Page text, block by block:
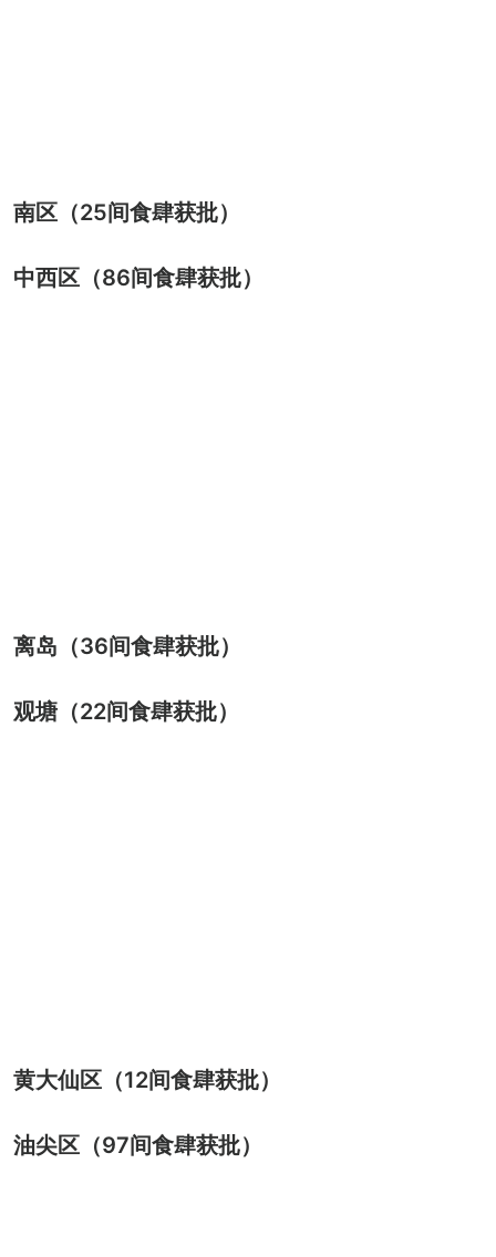
南区（25间食肆获批）
中西区（86间食肆获批）
离岛（36间食肆获批）
观塘（22间食肆获批）
黄大仙区（12间食肆获批）
油尖区（97间食肆获批）